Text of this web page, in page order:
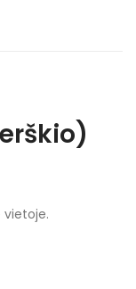
vietoje.